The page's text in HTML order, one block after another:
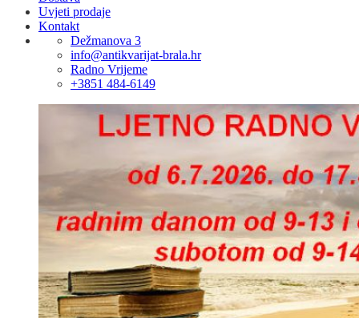
Uvjeti prodaje
Kontakt
Dežmanova 3
info@antikvarijat-brala.hr
Radno Vrijeme
+3851 484-6149